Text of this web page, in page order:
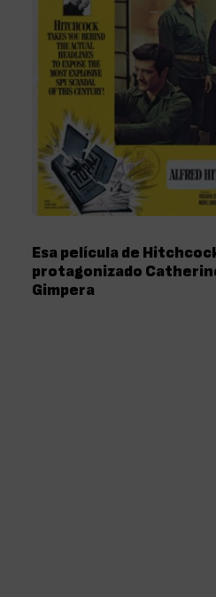
Esa película de
protagonizado
Gimpera